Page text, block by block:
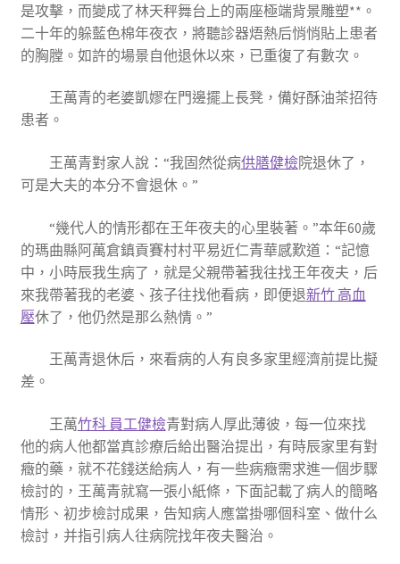
是攻擊，而變成了林天秤舞台上的兩座極端背景雕塑**。
二十年的躲藍色棉年夜衣，將聽診器焐熱后悄悄貼上患者
的胸膛。如許的場景自他退休以來，已重復了有數次。
王萬青的老婆凱嫪在門邊擺上長凳，備好酥油茶招待
患者。
王萬青對家人說：“我固然從病供膳健檢院退休了，
可是大夫的本分不會退休。”
“幾代人的情形都在王年夜夫的心里裝著。”本年60歲
的瑪曲縣阿萬倉鎮貢賽村村平易近仁青華感歎道：“記憶
中，小時辰我生病了，就是父親帶著我往找王年夜夫，后
來我帶著我的老婆、孩子往找他看病，即便退新竹 高血
壓休了，他仍然是那么熱情。”
王萬青退休后，來看病的人有良多家里經濟前提比擬
差。
王萬竹科 員工健檢青對病人厚此薄彼，每一位來找
他的病人他都當真診療后給出醫治提出，有時辰家里有對
癥的藥，就不花錢送給病人，有一些病癥需求進一個步驟
檢討的，王萬青就寫一張小紙條，下面記載了病人的簡略
情形、初步檢討成果，告知病人應當掛哪個科室、做什么
檢討，并指引病人往病院找年夜夫醫治。